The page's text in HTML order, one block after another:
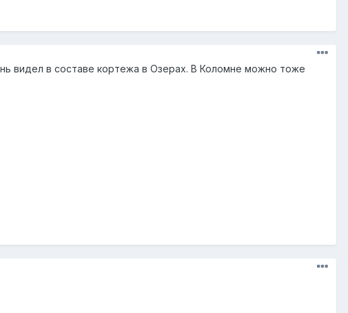
видел в составе кортежа в Озерах. В Коломне можно тоже